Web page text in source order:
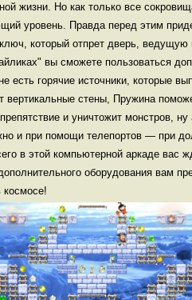
жизни. Но как только все
уровень. Правда перед этим
который отпрет дверь,
вы сможете пользоваться
есть горячие источники, которые
вертикальные стены, Пружина
и уничтожит монстров,
и при помощи телепортов — при
в этой компьютерной аркаде вас
оборудования вам
космосе!